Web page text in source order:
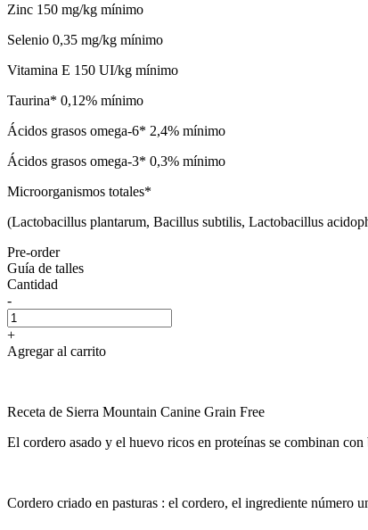
Zinc 150 mg/kg mínimo
Selenio 0,35 mg/kg mínimo
Vitamina E 150 UI/kg mínimo
Taurina* 0,12% mínimo
Ácidos grasos omega-6* 2,4% mínimo
Ácidos grasos omega-3* 0,3% mínimo
Microorganismos totales*
(Lactobacillus plantarum, Bacillus subtilis, Lactobacillus
Pre-order
Guía de talles
Cantidad
-
+
Agregar al carrito
Receta de Sierra Mountain Canine Grain Free
El cordero asado y el huevo ricos en proteínas se combinan
Cordero criado en pasturas : el cordero, el ingrediente número